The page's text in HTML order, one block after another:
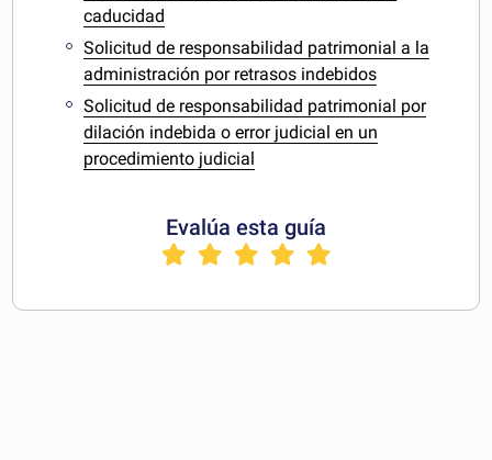
caducidad
Solicitud de responsabilidad patrimonial a la
administración por retrasos indebidos
Solicitud de responsabilidad patrimonial por
dilación indebida o error judicial en un
procedimiento judicial
Evalúa esta guía